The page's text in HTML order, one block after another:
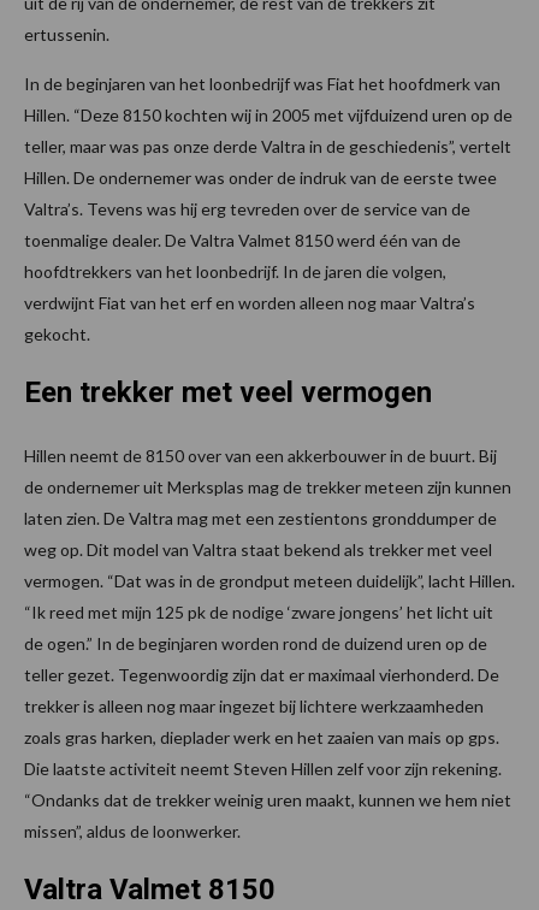
ertussenin.
In de beginjaren van het loonbedrijf was Fiat het hoofdmerk van
Hillen. “Deze 8150 kochten wij in 2005 met vijfduizend uren op de
teller, maar was pas onze derde Valtra in de geschiedenis”, vertelt
Hillen. De ondernemer was onder de indruk van de eerste twee
Valtra’s. Tevens was hij erg tevreden over de service van de
toenmalige dealer. De Valtra Valmet 8150 werd één van de
hoofdtrekkers van het loonbedrijf. In de jaren die volgen,
verdwijnt Fiat van het erf en worden alleen nog maar Valtra’s
gekocht.
Een trekker met veel vermogen
Hillen neemt de 8150 over van een akkerbouwer in de buurt. Bij
de ondernemer uit Merksplas mag de trekker meteen zijn kunnen
laten zien. De Valtra mag met een zestientons gronddumper de
weg op. Dit model van Valtra staat bekend als trekker met veel
vermogen. “Dat was in de grondput meteen duidelijk”, lacht Hillen.
“Ik reed met mijn 125 pk de nodige ‘zware jongens’ het licht uit
de ogen.” In de beginjaren worden rond de duizend uren op de
teller gezet. Tegenwoordig zijn dat er maximaal vierhonderd. De
trekker is alleen nog maar ingezet bij lichtere werkzaamheden
zoals gras harken, dieplader werk en het zaaien van mais op gps.
Die laatste activiteit neemt Steven Hillen zelf voor zijn rekening.
“Ondanks dat de trekker weinig uren maakt, kunnen we hem niet
missen”, aldus de loonwerker.
Valtra Valmet 8150